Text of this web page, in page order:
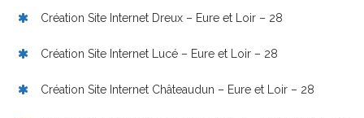
Création Site Internet Dreux – Eure et Loir – 28
Création Site Internet Lucé – Eure et Loir – 28
Création Site Internet Châteaudun – Eure et Loir – 28